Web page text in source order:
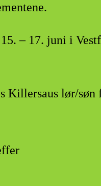
– 17. juni i
lør/søn